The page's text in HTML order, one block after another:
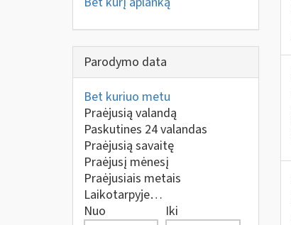
Parodymo data
Bet kuriuo metu
Praėjusią valandą
Paskutines 24 valandas
Praėjusią savaitę
Praėjusį mėnesį
Praėjusiais metais
Laikotarpyje…
Nuo
Iki